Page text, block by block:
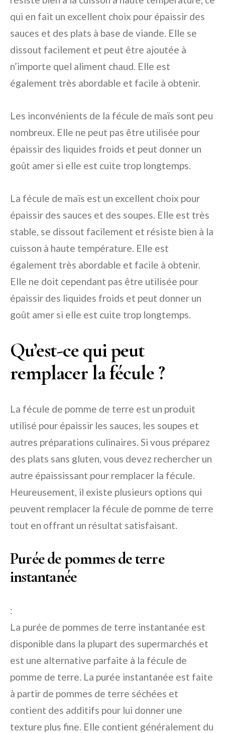
qui en fait un excellent choix pour épaissir des
sauces et des plats à base de viande. Elle se
dissout facilement et peut être ajoutée à
n’importe quel aliment chaud. Elle est
également très abordable et facile à obtenir.
Les inconvénients de la fécule de maïs sont peu
nombreux. Elle ne peut pas être utilisée pour
épaissir des liquides froids et peut donner un
goût amer si elle est cuite trop longtemps.
La fécule de maïs est un excellent choix pour
épaissir des sauces et des soupes. Elle est très
stable, se dissout facilement et résiste bien à la
cuisson à haute température. Elle est
également très abordable et facile à obtenir.
Elle ne doit cependant pas être utilisée pour
épaissir des liquides froids et peut donner un
goût amer si elle est cuite trop longtemps.
Qu’est-ce qui peut
remplacer la fécule ?
La fécule de pomme de terre est un produit
utilisé pour épaissir les sauces, les soupes et
autres préparations culinaires. Si vous préparez
des plats sans gluten, vous devez rechercher un
autre épaississant pour remplacer la fécule.
Heureusement, il existe plusieurs options qui
peuvent remplacer la fécule de pomme de terre
tout en offrant un résultat satisfaisant.
Purée de pommes de terre
instantanée
:
La purée de pommes de terre instantanée est
disponible dans la plupart des supermarchés et
est une alternative parfaite à la fécule de
pomme de terre. La purée instantanée est faite
à partir de pommes de terre séchées et
contient des additifs pour lui donner une
texture plus fine. Elle contient généralement du